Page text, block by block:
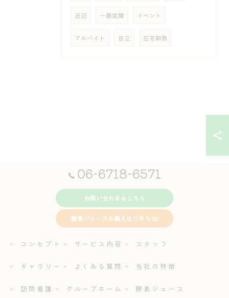
送迎 一般就職 イベント
アルバイト 自立 在宅勤務
06-6718-6571
お問い合わせはこちら
酵素ジュースの購入はこちら
コンセプト サービス内容 スタッフ
ギャラリー よくある質問 当社の特徴
訪問看護 グループホーム 酵素ジュース